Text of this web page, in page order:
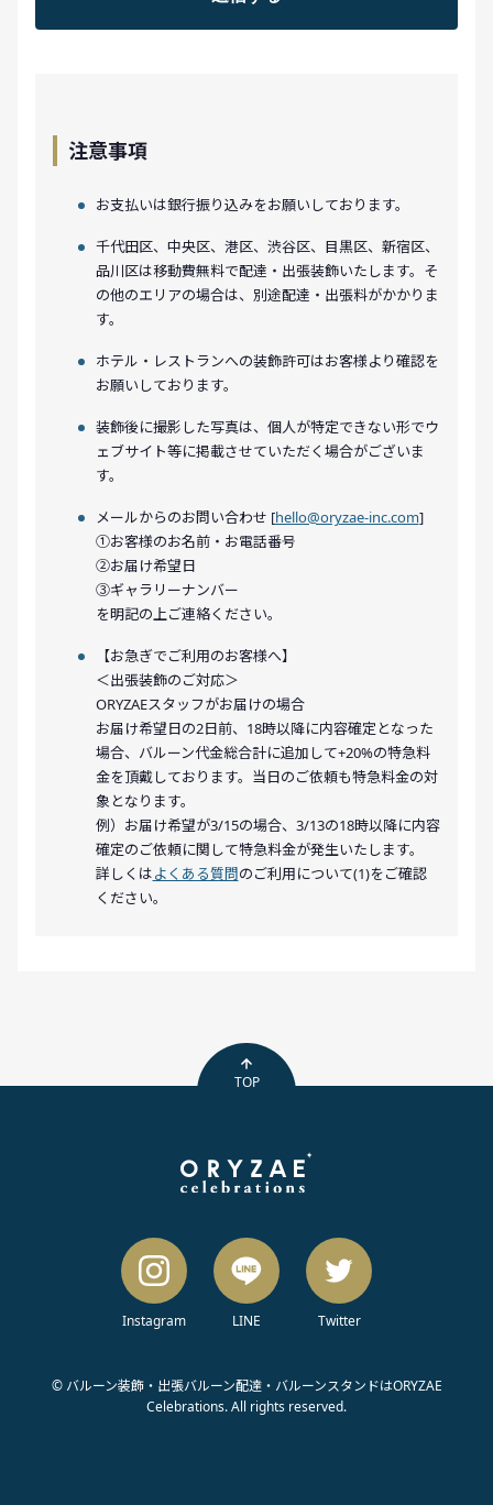
注意事項
お支払いは銀行振り込みをお願いしております。
千代田区、中央区、港区、渋谷区、目黒区、新宿区、
品川区は移動費無料で配達・出張装飾いたします。そ
の他のエリアの場合は、別途配達・出張料がかかりま
す。
ホテル・レストランへの装飾許可はお客様より確認を
お願いしております。
装飾後に撮影した写真は、個人が特定できない形でウ
ェブサイト等に掲載させていただく場合がございま
す。
メールからのお問い合わせ [hello@oryzae-inc.com]
①お客様のお名前・お電話番号
②お届け希望日
③ギャラリーナンバー
を明記の上ご連絡ください。
【お急ぎでご利用のお客様へ】
＜出張装飾のご対応＞
ORYZAEスタッフがお届けの場合
お届け希望日の2日前、18時以降に内容確定となった
場合、バルーン代金総合計に追加して+20%の特急料
金を頂戴しております。当日のご依頼も特急料金の対
象となります。
例）お届け希望が3/15の場合、3/13の18時以降に内容
確定のご依頼に関して特急料金が発生いたします。
詳しくはよくある質問のご利用について(1)をご確認
ください。
TOP
Instagram LINE Twitter
© バルーン装飾・出張バルーン配達・バルーンスタンドはORYZAE
Celebrations. All rights reserved.